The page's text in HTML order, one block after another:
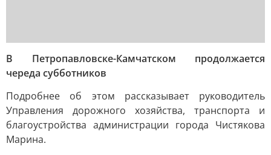
В Петропавловске-Камчатском продолжается
череда субботников
Подробнее об этом рассказывает руководитель
Управления дорожного хозяйства, транспорта и
благоустройства администрации города Чистякова
Марина.